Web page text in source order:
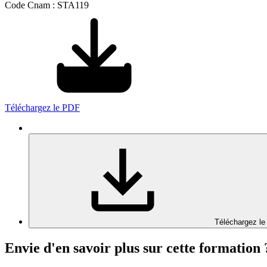
Code Cnam : STA119
Téléchargez le PDF
Téléchargez le
Envie d'en savoir plus sur cette formation